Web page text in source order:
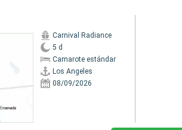
Carnival Radiance
5 d
Camarote estándar
Los Angeles
08/09/2026